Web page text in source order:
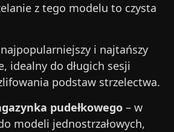
z tego modelu to czysta
i najtańszy
idealny do długich sesji
podstaw strzelectwa.
pudełkowego – w
modeli jednostrzałowych,